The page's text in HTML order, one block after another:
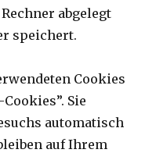
abgelegt
speichert.
Cookies
Sie
automatisch
auf Ihrem